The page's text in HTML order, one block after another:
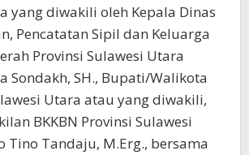
yang diwakili oleh Kepala Dinas
Pencatatan Sipil dan Keluarga
Provinsi Sulawesi Utara
Sondakh, SH., Bupati/Walikota
Utara atau yang diwakili,
BKKBN Provinsi Sulawesi
Tino Tandaju, M.Erg., bersama